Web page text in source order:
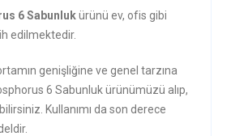
6 Sabunlukürünü ev, ofis gibi
edilmektedir.
genişliğine ve genel tarzına
6 Sabunluk ürünümüzü alıp,
Kullanımı da son derece